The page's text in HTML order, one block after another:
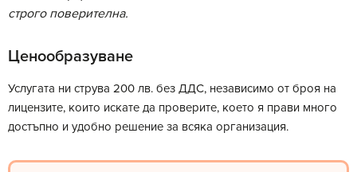
строго поверителна.
Ценообразуване
Услугата ни струва 200 лв. без ДДС, независимо от броя на
лицензите, които искате да проверите, което я прави много
достъпно и удобно решение за всяка организация.